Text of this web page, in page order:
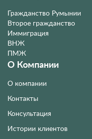
Гражданство Румынии
Второе гражданство
Иммиграция
ВНЖ
ПМЖ
О Компании
О компании
Контакты
Консультация
Истории клиентов